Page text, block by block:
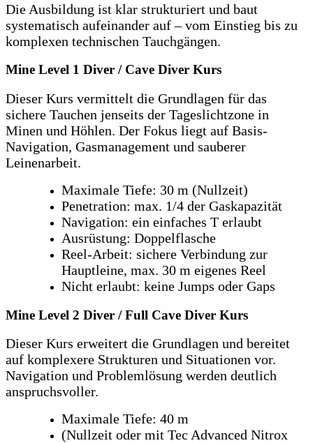
Die Ausbildung ist klar strukturiert und baut
systematisch aufeinander auf – vom Einstieg bis zu
komplexen technischen Tauchgängen.
Mine Level 1 Diver / Cave Diver Kurs
Dieser Kurs vermittelt die Grundlagen für das
sichere Tauchen jenseits der Tageslichtzone in
Minen und Höhlen. Der Fokus liegt auf Basis-
Navigation, Gasmanagement und sauberer
Leinenarbeit.
Maximale Tiefe: 30 m (Nullzeit)
Penetration: max. 1/4 der Gaskapazität
Navigation: ein einfaches T erlaubt
Ausrüstung: Doppelflasche
Reel-Arbeit: sichere Verbindung zur
Hauptleine, max. 30 m eigenes Reel
Nicht erlaubt: keine Jumps oder Gaps
Mine Level 2 Diver / Full Cave Diver Kurs
Dieser Kurs erweitert die Grundlagen und bereitet
auf komplexere Strukturen und Situationen vor.
Navigation und Problemlösung werden deutlich
anspruchsvoller.
Maximale Tiefe: 40 m
(Nullzeit oder mit Tec Advanced Nitrox